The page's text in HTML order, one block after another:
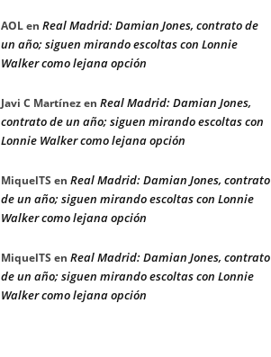
AOLen Real Madrid: Damian Jones, contrato de
un año; siguen mirando escoltas con Lonnie
Walker como lejana opción
Javi C Martínezen Real Madrid: Damian Jones,
contrato de un año; siguen mirando escoltas con
Lonnie Walker como lejana opción
MiquelTS en Real Madrid: Damian Jones, contrato
de un año; siguen mirando escoltas con Lonnie
Walker como lejana opción
MiquelTS en Real Madrid: Damian Jones, contrato
de un año; siguen mirando escoltas con Lonnie
Walker como lejana opción